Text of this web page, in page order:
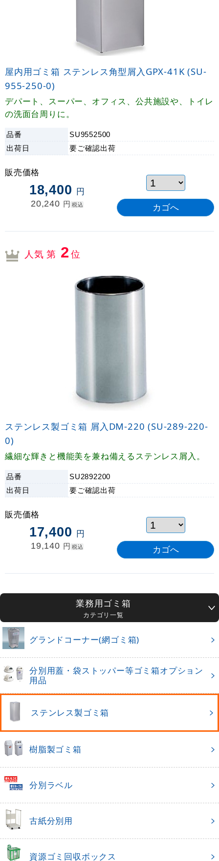
屋内用ゴミ箱 ステンレス角型屑入GPX-41K (SU-
955-250-0)
デパート、スーパー、オフィス、公共施設や、トイレ
の洗面台周りに。
品番 SU9552500
出荷日 要ご確認出荷
販売価格
18,400 円
20,240 円 税込
人気 第 2位
ステンレス製ゴミ箱 屑入DM-220 (SU-289-220-
0)
繊細な輝きと機能美を兼ね備えるステンレス屑入。
品番 SU2892200
出荷日 要ご確認出荷
販売価格
17,400 円
19,140 円 税込
業務用ゴミ箱
カテゴリ一覧
グランドコーナー(網ゴミ箱)
分別用蓋・袋ストッパー等ゴミ箱オプション
用品
ステンレス製ゴミ箱
樹脂製ゴミ箱
分別ラベル
古紙分別用
資源ゴミ回収ボックス